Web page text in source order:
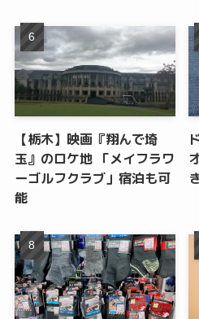
【栃木】映画『翔んで埼
玉』のロケ地 「メイフラワ
ーゴルフクラブ」宿泊も可
能